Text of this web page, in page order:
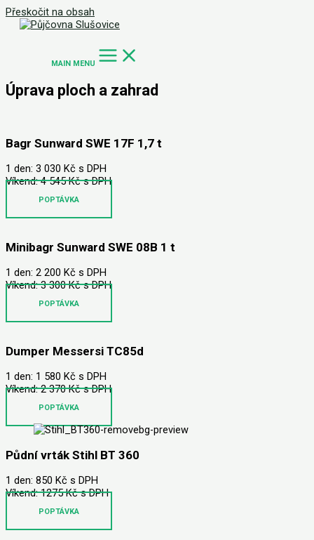
Přeskočit na obsah
MAIN MENU
Úprava ploch a zahrad
Bagr Sunward SWE 17F 1,7 t
1 den: 3 030 Kč s DPH
Víkend: 4 545 Kč s DPH
POPTÁVKA
Minibagr Sunward SWE 08B 1 t
1 den: 2 200 Kč s DPH
Víkend: 3 300 Kč s DPH
POPTÁVKA
Dumper Messersi TC85d
1 den: 1 580 Kč s DPH
Víkend: 2 370 Kč s DPH
POPTÁVKA
Půdní vrták Stihl BT 360
1 den: 850 Kč s DPH
Víkend: 1275 Kč s DPH
POPTÁVKA